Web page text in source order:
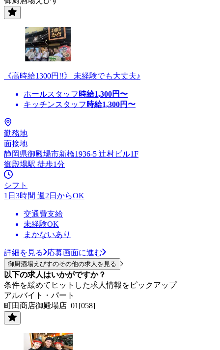
《高時給1300円!!》 未経験でも大丈夫♪
ホールスタッフ 時給1,300円〜
キッチンスタッフ 時給1,300円〜
勤務地
面接地
静岡県御殿場市新橋1936-5 辻村ビル1F
御殿場駅 徒歩1分
シフト
1日3時間 週2日からOK
交通費支給
未経験OK
まかないあり
詳細を見る 応募画面に進む
御厨酒場えびすのその他の求人を見る
以下の求人はいかがですか？
条件を緩めてヒットした求人情報をピックアップ
アルバイト・パート
町田商店御殿場店_01[058]